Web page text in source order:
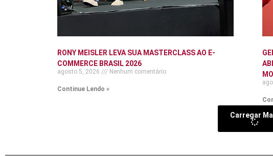
RONY MEISLER LEVA SUA MASTERCLASS AO E-
COMMERCE BRASIL 2026
agosto 5, 2026 Nenhum comentário
Continue Lendo »
Carregar